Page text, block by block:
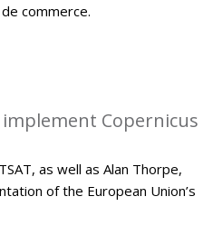
commerce.
implement Copernicus
as well as Alan Thorpe,
of the European Union’s